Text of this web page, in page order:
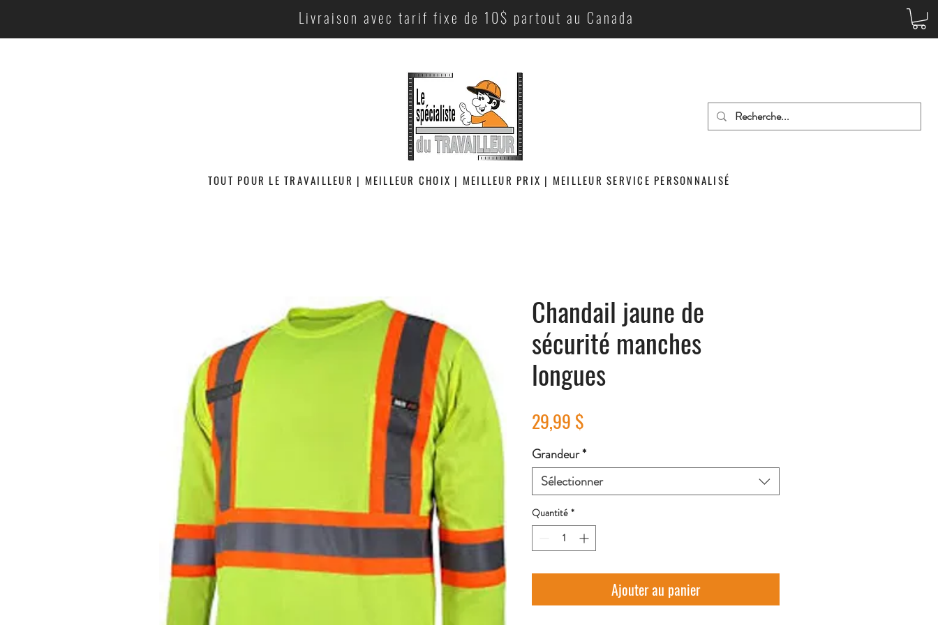
Livraison avec tarif fixe de 10$ partout au Canada
TOUT POUR LE TRAVAILLEUR | MEILLEUR CHOIX | MEILLEUR PRIX | MEILLEUR SERVICE PERSONNALISÉ
Chandail jaune de
sécurité manches
longues
29,99 $
Grandeur*
Sélectionner
Quantité *
Ajouter au panier